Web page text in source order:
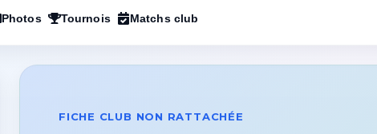
Photos Tournois Matchs club
FICHE CLUB NON RATTACHÉE